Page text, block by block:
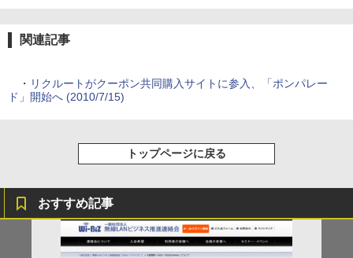
関連記事
・ リクルートがクーポン共同購入サイトに参入、「ポンパレー
ド」開始へ (2010/7/15)
トップページに戻る
おすすめ記事